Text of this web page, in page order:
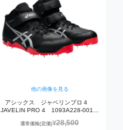
他の画像を見る
アシックス ジャベリンプロ４
JAVELIN PRO 4 1093A228-001
SILVER
通常価格(定価)¥28,500